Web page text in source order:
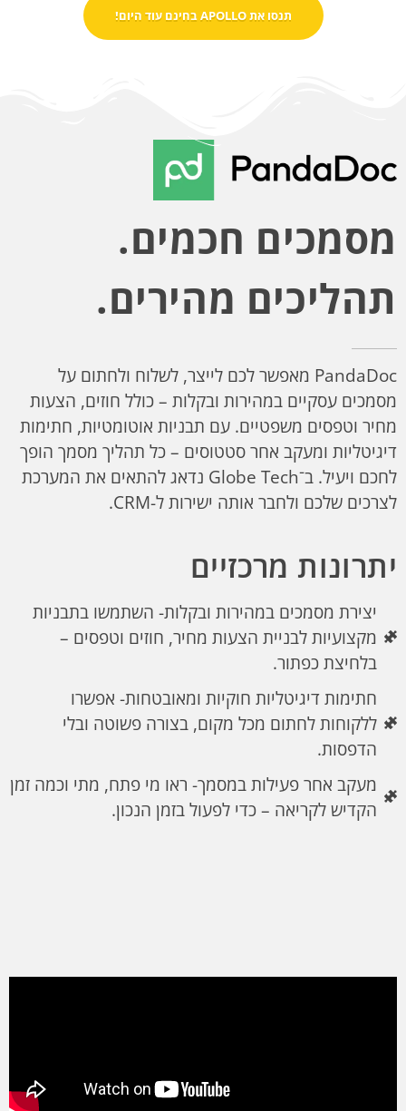
תנסו את APOLLO בחינם עוד היום!
מסמכים חכמים.
תהליכים מהירים.
PandaDoc מאפשר לכם לייצר, לשלוח ולחתום על
מסמכים עסקיים במהירות ובקלות – כולל חוזים, הצעות
מחיר וטפסים משפטיים. עם תבניות אוטומטיות, חתימות
דיגיטליות ומעקב אחר סטטוסים – כל תהליך מסמך הופך
לחכם ויעיל. ב־Globe Tech נדאג להתאים את המערכת
לצרכים שלכם ולחבר אותה ישירות ל-CRM.
יתרונות מרכזיים
יצירת מסמכים במהירות ובקלות- השתמשו בתבניות
מקצועיות לבניית הצעות מחיר, חוזים וטפסים –
בלחיצת כפתור.
חתימות דיגיטליות חוקיות ומאובטחות- אפשרו
ללקוחות לחתום מכל מקום, בצורה פשוטה ובלי
הדפסות.
מעקב אחר פעילות במסמך- ראו מי פתח, מתי וכמה זמן
הקדיש לקריאה – כדי לפעול בזמן הנכון.